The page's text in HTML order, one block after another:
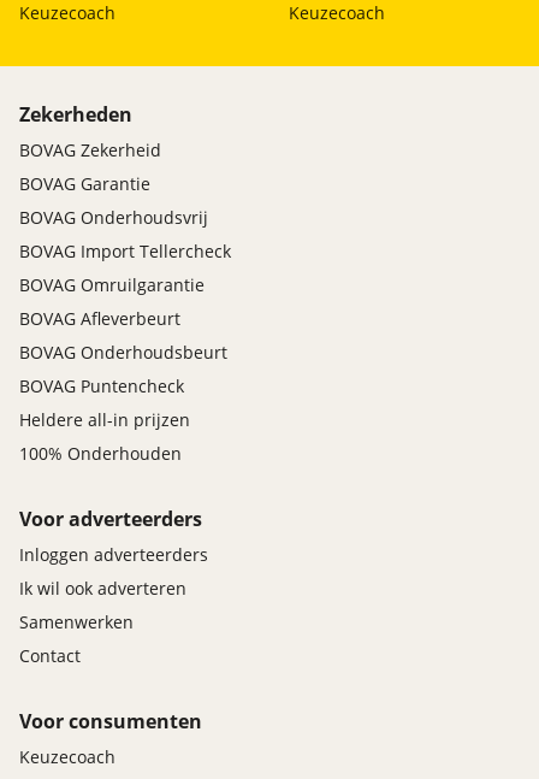
Keuzecoach
Keuzecoach
Zekerheden
BOVAG Zekerheid
BOVAG Garantie
BOVAG Onderhoudsvrij
BOVAG Import Tellercheck
BOVAG Omruilgarantie
BOVAG Afleverbeurt
BOVAG Onderhoudsbeurt
BOVAG Puntencheck
Heldere all-in prijzen
100% Onderhouden
Voor adverteerders
Inloggen adverteerders
Ik wil ook adverteren
Samenwerken
Contact
Voor consumenten
Keuzecoach